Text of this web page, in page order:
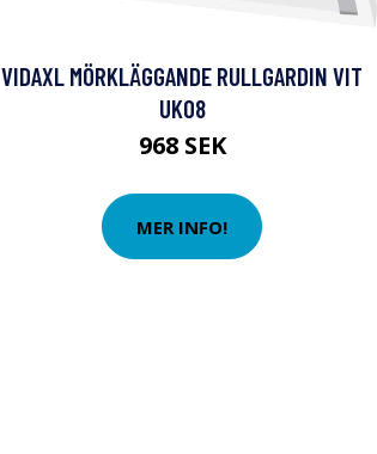
VIDAXL MÖRKLÄGGANDE RULLGARDIN VIT
UK08
968 SEK
MER INFO!